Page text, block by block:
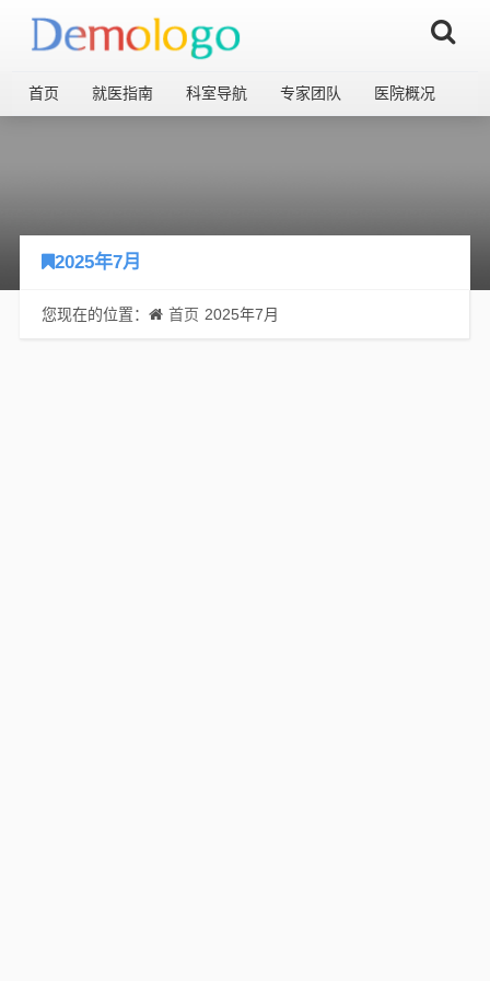
首页 就医指南 科室导航 专家团队 医院概况
2025年7月
您现在的位置： 首页 2025年7月